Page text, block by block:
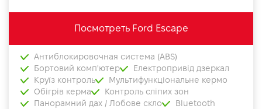
Посмотреть Ford Escape
Антиблокировочная система (ABS)
Бортовий комп'ютер
Електропривід дзеркал
Круїз контроль
Мультифункціональне кермо
Обігрів керма
Контроль сліпих зон
Панорамний дах / Лобове скло
Bluetooth